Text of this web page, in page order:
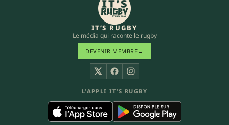
IT’S RUGBY
Le média qui raconte le rugby
DEVENIR MEMBRE→
X FacebookInstagram
L’APPLI IT’S RUGBY